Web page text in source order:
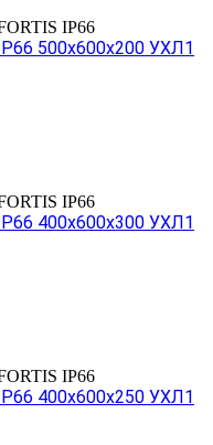
IP66
500х600х200 УХЛ1
IP66
400х600х300 УХЛ1
IP66
400х600х250 УХЛ1